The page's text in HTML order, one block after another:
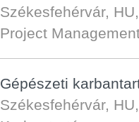
Székesfehérvár,
Project
Gépészeti
Székesfehérvár,